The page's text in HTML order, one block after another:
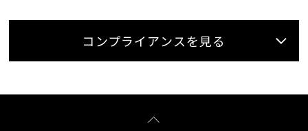
コンプライアンスを見る